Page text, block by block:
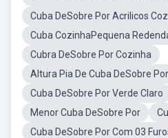
Cuba DeSobre Por Acrilicos
Cuba CozinhaPequena
Cubra DeSobre Por Cozinha
Altura Pia De Cuba DeSobre Por
Cuba DeSobre Por Verde Claro
Menor Cuba DeSobre Por
Cuba DeSobre Por Com 03